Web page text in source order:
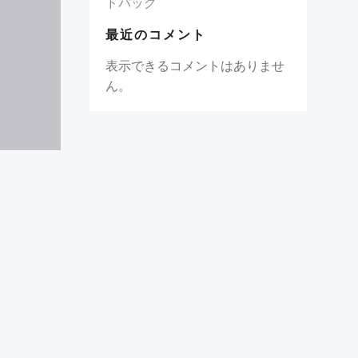
最近のコメント
表示できるコメントはありませ
ん。